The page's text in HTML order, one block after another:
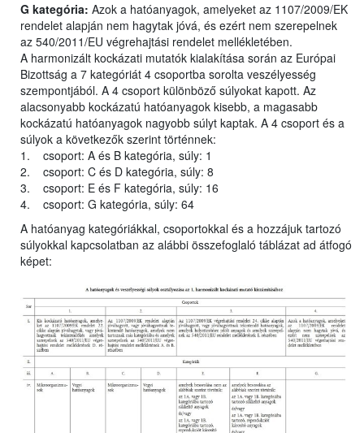
G kategória: Azok a hatóanyagok, amelyeket az 1107/2009/EK
rendelet alapján nem hagytak jóvá, és ezért nem szerepelnek
az 540/2011/EU végrehajtási rendelet mellékletében.
A harmonizált kockázati mutatók kialakítása során az Európai
Bizottság a 7 kategóriát 4 csoportba sorolta veszélyesség
szempontjából. A 4 csoport különböző súlyokat kapott. Az
alacsonyabb kockázatú hatóanyagok kisebb, a magasabb
kockázatú hatóanyagok nagyobb súlyt kaptak. A 4 csoport és a
súlyok a következők szerint történnek:
1. csoport: A és B kategória, súly: 1
2. csoport: C és D kategória, súly: 8
3. csoport: E és F kategória, súly: 16
4. csoport: G kategória, súly: 64
A hatóanyag kategóriákkal, csoportokkal és a hozzájuk tartozó
súlyokkal kapcsolatban az alábbi összefoglaló táblázat ad átfogó
képet: